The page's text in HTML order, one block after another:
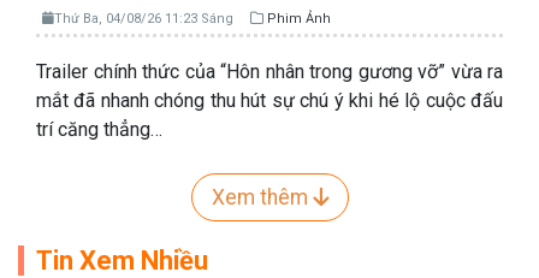
Thứ Ba, 04/08/26 11:23 Sáng Phim Ảnh
Trailer chính thức của “Hôn nhân trong gương vỡ” vừa ra
mắt đã nhanh chóng thu hút sự chú ý khi hé lộ cuộc đấu
trí căng thẳng…
Xem thêm
Tin Xem Nhiều